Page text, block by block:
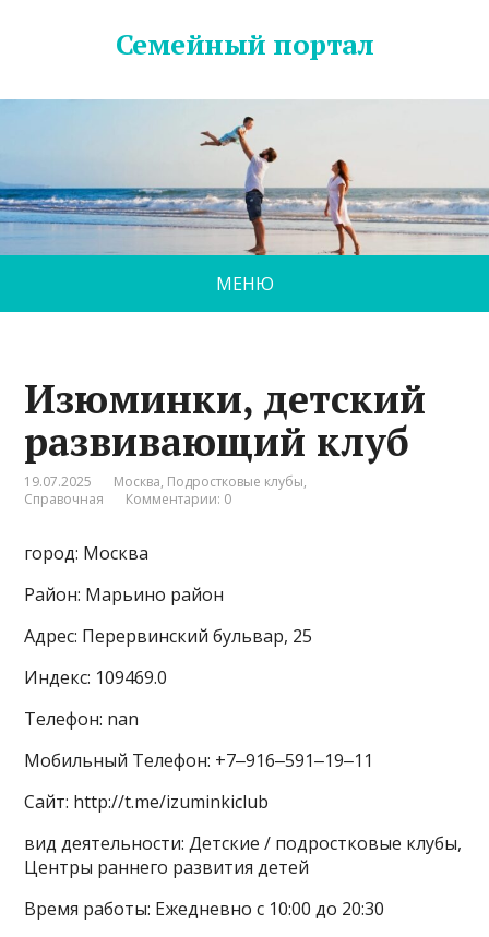
Семейный портал
МЕНЮ
Изюминки, детский
развивающий клуб
19.07.2025 Москва, Подростковые клубы,
Справочная
Комментарии: 0
город: Москва
Район: Марьино район
Адрес: Перервинский бульвар, 25
Индекс: 109469.0
Телефон: nan
Мобильный Телефон: +7‒916‒591‒19‒11
Сайт: http://t.me/izuminkiclub
вид деятельности: Детские / подростковые клубы,
Центры раннего развития детей
Время работы: Ежедневно с 10:00 до 20:30